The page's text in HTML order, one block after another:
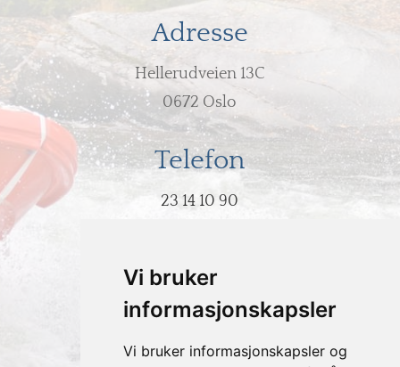
Vi bruker
informasjonskapsler
Vi bruker informasjonskapsler og
Adresse
Hellerudveien 13C
0672 Oslo
Telefon
23 14 10 90
post@hodeovervann.no